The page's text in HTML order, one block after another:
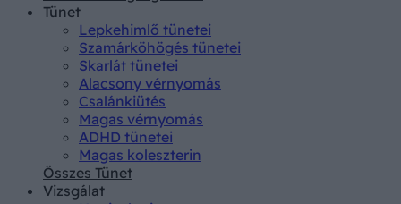
Tünet
Lepkehimlő tünetei
Szamárköhögés tünetei
Skarlát tünetei
Alacsony vérnyomás
Csalánkiütés
Magas vérnyomás
ADHD tünetei
Magas koleszterin
Összes Tünet
Vizsgálat